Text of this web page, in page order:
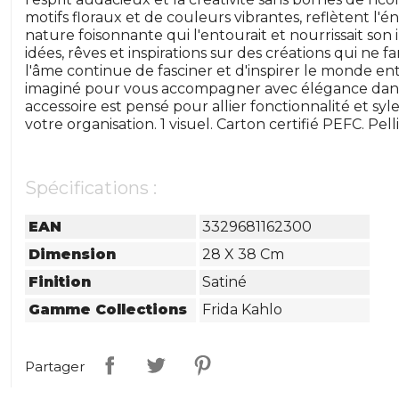
motifs floraux et de couleurs vibrantes, reflètent
nature foisonnante qui l'entourait et nourrissait son
idées, rêves et inspirations sur des créations qui ne
l'âme continue de fasciner et d'inspirer le monde
imaginé pour vous accompagner avec élégance
accessoire est pensé pour allier fonctionnalité et
votre organisation. 1 visuel. Carton certifié PEFC.
Spécifications :
EAN
3329681162300
Dimension
28 X 38 Cm
Finition
Satiné
Gamme Collections
Frida Kahlo
Partager